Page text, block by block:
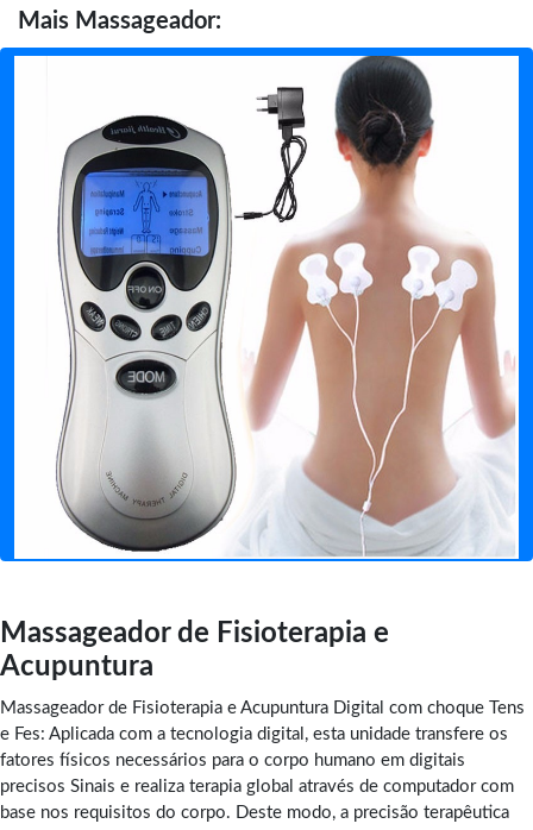
Mais Massageador:
Massageador de Fisioterapia e
Acupuntura
Massageador de Fisioterapia e Acupuntura Digital com choque Tens
e Fes: Aplicada com a tecnologia digital, esta unidade transfere os
fatores físicos necessários para o corpo humano em digitais
precisos Sinais e realiza terapia global através de computador com
base nos requisitos do corpo. Deste modo, a precisão terapêutica